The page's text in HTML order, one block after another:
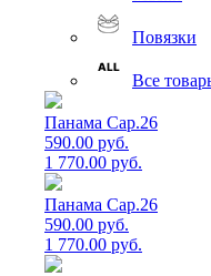
Повязки
Все
Панама Cap.26
590.00 руб.
1 770.00 руб.
Панама Cap.26
590.00 руб.
1 770.00 руб.